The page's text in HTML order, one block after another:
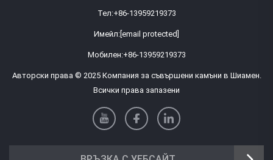
Тел:+86-13959219373
Имейл:[email protected]
Мобилен:+86-13959219373
Авторски права © 2025 Компания за съвършени камъни в Шиамен.
Всички права запазени